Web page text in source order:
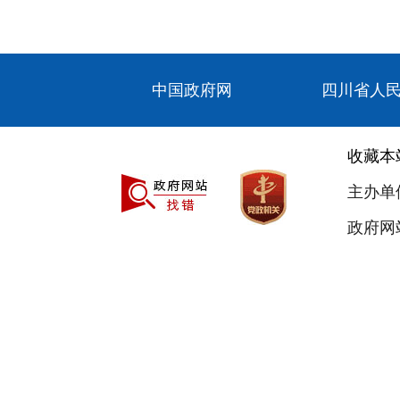
中国政府网 四川省人
收藏本
主办
政府网